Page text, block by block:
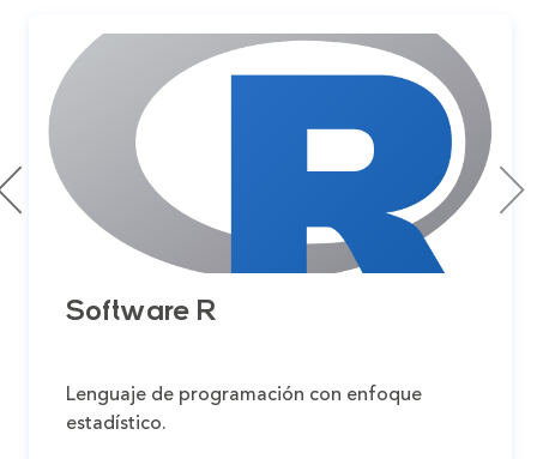
Software R
Lenguaje de programación con enfoque
estadístico.